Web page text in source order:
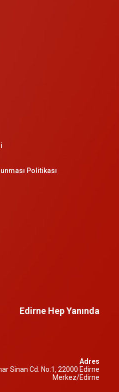
Politikası
Edirne Hep Yanında
Adres
Sinan Cd. No:1, 22000 Edirne
Merkez/Edirne